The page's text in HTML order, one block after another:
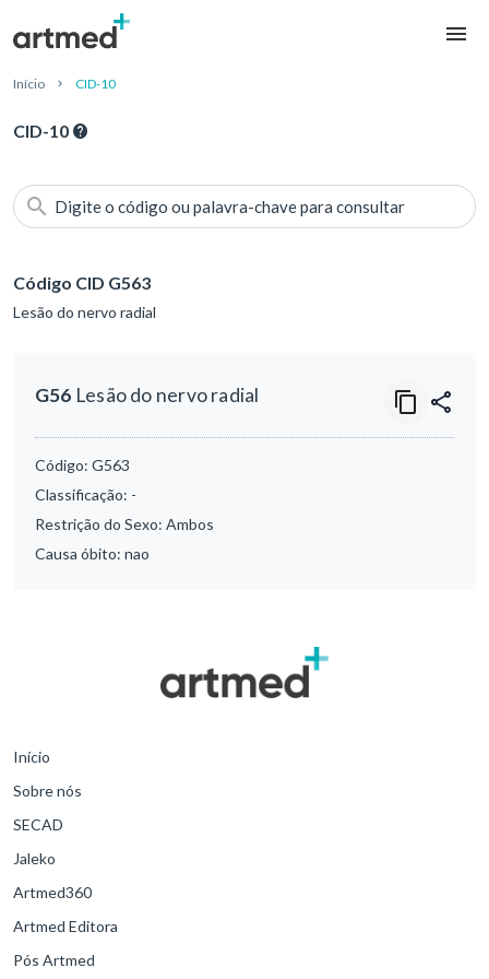
Início CID-10
CID-10
Digite o código ou palavra-chave para consultar
Código CID G563
Lesão do nervo radial
G56 Lesão do nervo radial
Código: G563
Classificação: -
Restrição do Sexo: Ambos
Causa óbito: nao
Início
Sobre nós
SECAD
Jaleko
Artmed360
Artmed Editora
Pós Artmed